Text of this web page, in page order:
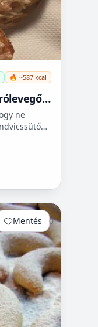
🔥 ~587 kcal
ne
Mentés 0